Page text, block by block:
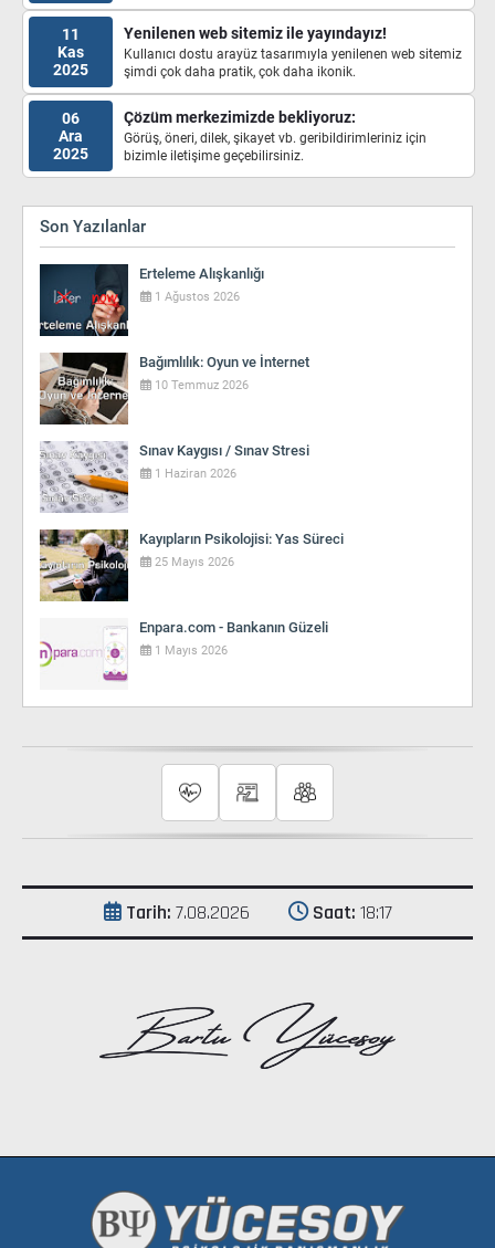
11
Kas
2025
Yenilenen web sitemiz ile yayındayız!
Kullanıcı dostu arayüz tasarımıyla yenilenen web sitemiz
şimdi çok daha pratik, çok daha ikonik.
06
Ara
2025
Çözüm merkezimizde bekliyoruz:
Görüş, öneri, dilek, şikayet vb. geribildirimleriniz için
bizimle iletişime geçebilirsiniz.
Son Yazılanlar
Erteleme Alışkanlığı
1 Ağustos 2026
Bağımlılık: Oyun ve İnternet
10 Temmuz 2026
Sınav Kaygısı / Sınav Stresi
1 Haziran 2026
Kayıpların Psikolojisi: Yas Süreci
25 Mayıs 2026
Enpara.com - Bankanın Güzeli
1 Mayıs 2026
Tarih: 7.08.2026 Saat: 18 17